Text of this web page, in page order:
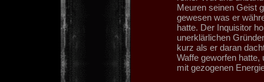
Meuren seinen Geist
gewesen was er
hatte. Der Inquisitor
unerklärlichen
kurz als er daran
Waffe geworfen
mit gezogenen